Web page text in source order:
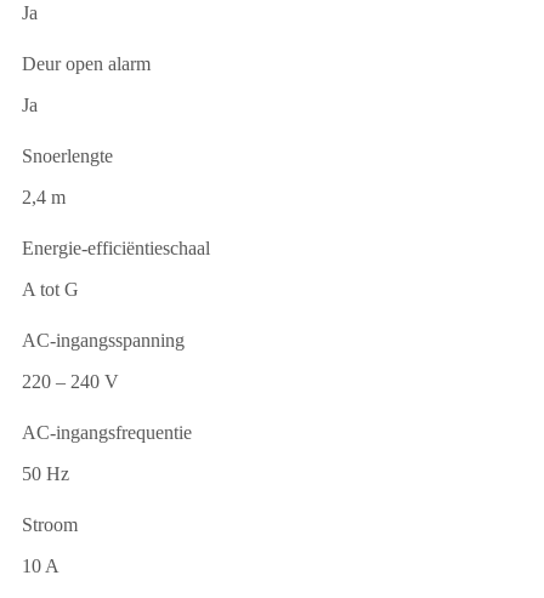
Ja
Deur open alarm
Ja
Snoerlengte
2,4 m
Energie-efficiëntieschaal
A tot G
AC-ingangsspanning
220 – 240 V
AC-ingangsfrequentie
50 Hz
Stroom
10 A